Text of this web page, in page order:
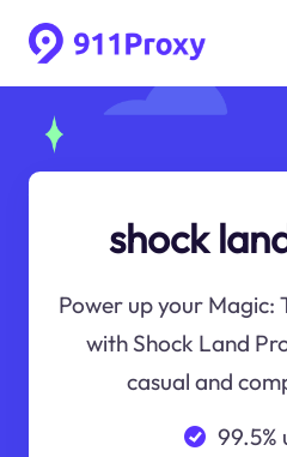
shock
Power up your Magic:
with Shock Land
casual and
99.5%